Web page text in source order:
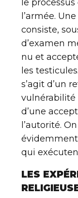
le
l’armée.
consiste,
d’examen
nu et
les
s’agit d’un
vulnérabilité
d’une
l’autorité.
qui
LES